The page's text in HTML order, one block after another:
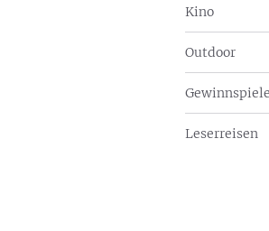
Kino
Outdoor
Gewinnspiele
Leserreisen